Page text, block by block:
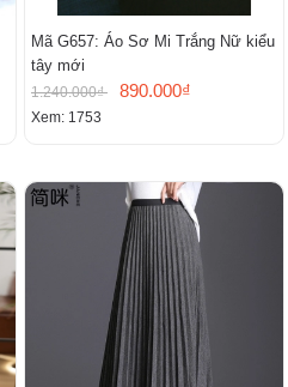
Mã G657: Áo Sơ Mi Trắng Nữ kiểu
tây mới
1.240.000₫ 890.000₫
Xem: 1753